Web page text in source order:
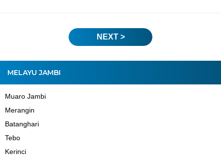
MELAYU JAMBI
Muaro Jambi
Merangin
Batanghari
Tebo
Kerinci
NEXT >